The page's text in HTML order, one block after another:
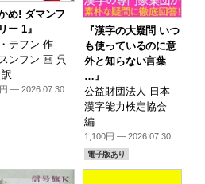
かめ! ダマンフ
ー 1』
テフン 作
ンフン 画 呉
— 2026.07.30
『漢字の大疑問 いつ
も使っているのに意
外と知らない言葉
…』
公益財団法人 日本
漢字能力検定協会
編
1,100円 — 2026.07.30
電子版あり